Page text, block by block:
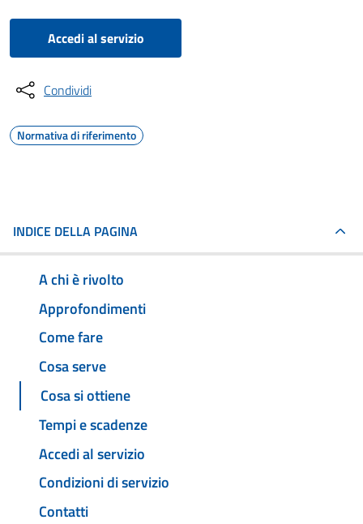
Accedi al servizio
Condividi
Normativa di riferimento
INDICE DELLA PAGINA
A chi è rivolto
Approfondimenti
Come fare
Cosa serve
Cosa si ottiene
Tempi e scadenze
Accedi al servizio
Condizioni di servizio
Contatti